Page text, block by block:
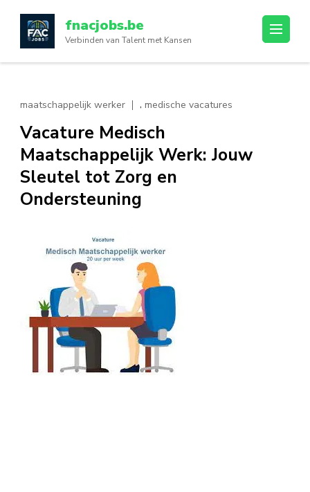
inhoud
(druk
enter)
fnacjobs.be
Verbinden van Talent met Kansen
maatschappelijk werker , medische vacatures
Vacature Medisch
Maatschappelijk Werk: Jouw
Sleutel tot Zorg en
Ondersteuning